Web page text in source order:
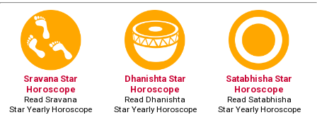
Sravana Star
Horoscope
Read Sravana
Star Yearly Horoscope
Dhanishta Star
Horoscope
Read Dhanishta
Star Yearly Horoscope
Satabhisha Star
Horoscope
Read Satabhisha
Star Yearly Horoscope